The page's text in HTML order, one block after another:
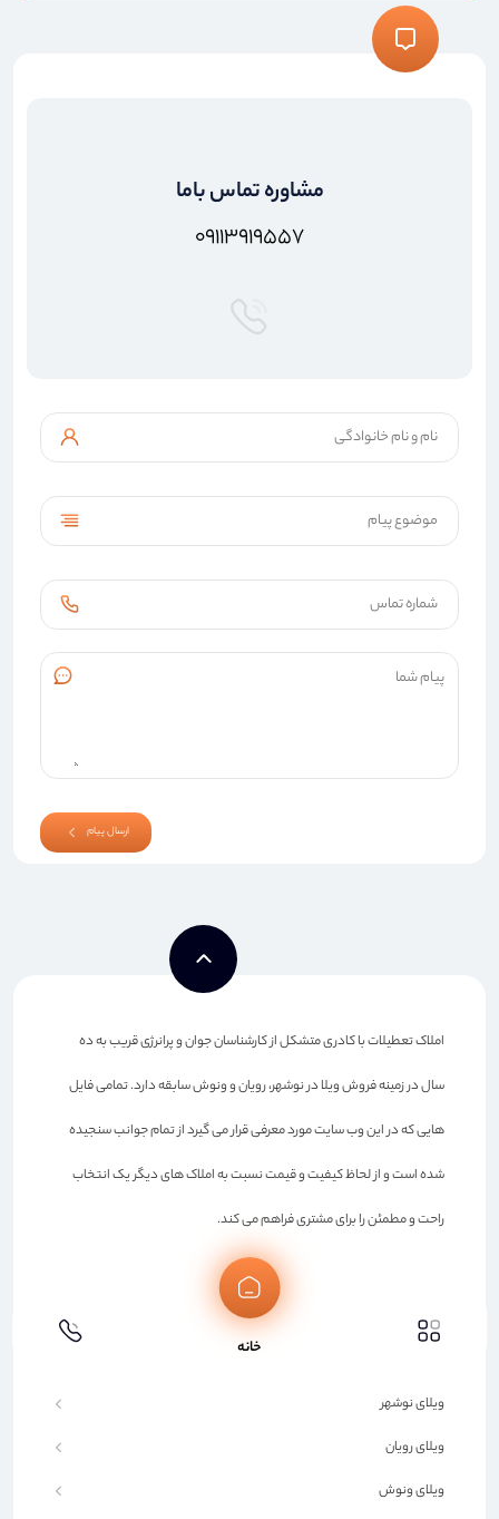
مشاوره تماس باما
۰۹۱۱۳۹۱۹۵۵۷
ارسال پیام
املاک تعطیلات با کادری متشکل از کارشناسان جوان و پرانرژی قریب به ده
سال در زمینه فروش ویلا در نوشهر، رویان و ونوش سابقه دارد. تمامی فایل
هایی که در این وب سایت مورد معرفی قرار می گیرد از تمام جوانب سنجیده
شده است و از لحاظ کیفیت و قیمت نسبت به املاک های دیگر یک انتخاب
راحت و مطمئن را برای مشتری فراهم می کند.
ویلای نوشهر
ویلای رویان
ویلای ونوش
خانه